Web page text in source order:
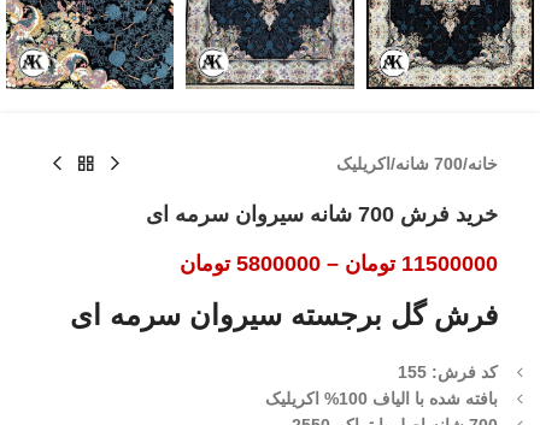
خانه/700 شانه /اکریلیک
خرید فرش 700 شانه سیروان سرمه ای
11500000 تومان –
5800000 تومان
فرش گل برجسته سیروان سرمه ای
کد فرش: 155
بافته شده با الیاف 100% اکریلیک